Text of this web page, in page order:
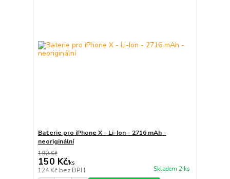
Baterie pro iPhone X - Li-Ion - 2716 mAh -
neoriginální
190 Kč
150 Kč/ks
124 Kč bez DPH Skladem 2 ks